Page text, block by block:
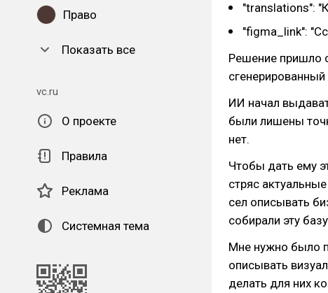
Право
Показать все
vc.ru
О проекте
Правила
Реклама
Системная тема
"translations":
"figma_link":
Решение пришло
ИИ начал
были лишены
нет.
Чтобы дать ему
стряс
сел описывать
собирали эту
Мне нужно было
описывать
делать для них